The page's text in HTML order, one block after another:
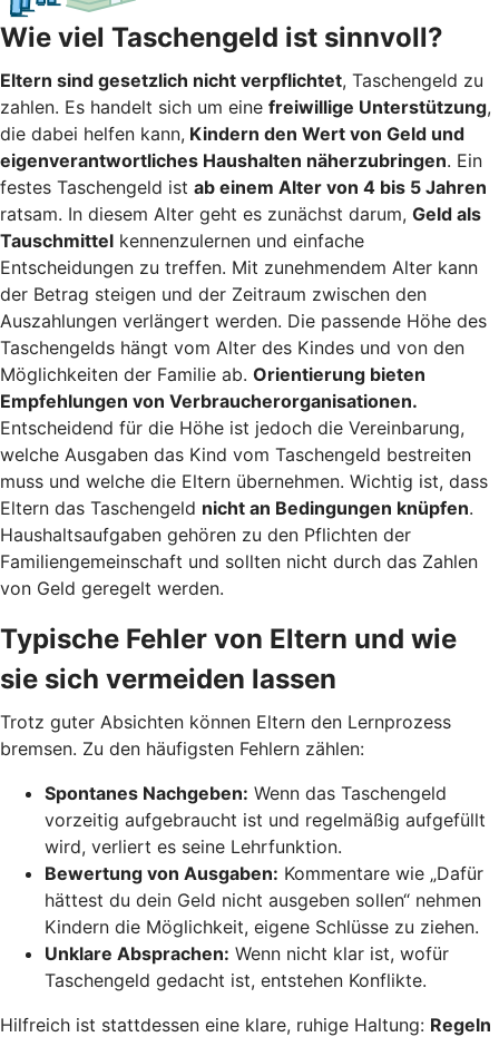
Wie viel Taschengeld ist sinnvoll?
Eltern sind gesetzlich nicht verpflichtet, Taschengeld zu
zahlen. Es handelt sich um eine freiwillige Unterstützung,
die dabei helfen kann, Kindern den Wert von Geld und
eigenverantwortliches Haushalten näherzubringen. Ein
festes Taschengeld ist ab einem Alter von 4 bis 5 Jahren
ratsam. In diesem Alter geht es zunächst darum, Geld als
Tauschmittel kennenzulernen und einfache
Entscheidungen zu treffen. Mit zunehmendem Alter kann
der Betrag steigen und der Zeitraum zwischen den
Auszahlungen verlängert werden. Die passende Höhe des
Taschengelds hängt vom Alter des Kindes und von den
Möglichkeiten der Familie ab. Orientierung bieten
Empfehlungen von Verbraucherorganisationen.
Entscheidend für die Höhe ist jedoch die Vereinbarung,
welche Ausgaben das Kind vom Taschengeld bestreiten
muss und welche die Eltern übernehmen. Wichtig ist, dass
Eltern das Taschengeld nicht an Bedingungen knüpfen.
Haushaltsaufgaben gehören zu den Pflichten der
Familiengemeinschaft und sollten nicht durch das Zahlen
von Geld geregelt werden.
Typische Fehler von Eltern und wie
sie sich vermeiden lassen
Trotz guter Absichten können Eltern den Lernprozess
bremsen. Zu den häufigsten Fehlern zählen:
Spontanes Nachgeben: Wenn das Taschengeld
vorzeitig aufgebraucht ist und regelmäßig aufgefüllt
wird, verliert es seine Lehrfunktion.
Bewertung von Ausgaben: Kommentare wie „Dafür
hättest du dein Geld nicht ausgeben sollen“ nehmen
Kindern die Möglichkeit, eigene Schlüsse zu ziehen.
Unklare Absprachen: Wenn nicht klar ist, wofür
Taschengeld gedacht ist, entstehen Konflikte.
Hilfreich ist stattdessen eine klare, ruhige Haltung: Regeln